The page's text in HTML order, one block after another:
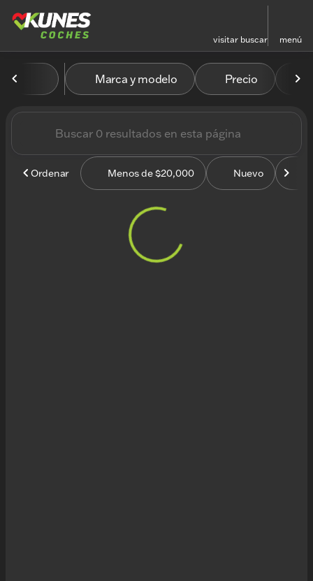
visitar buscar menú
filtrar buscar volver arriba
Vehículos en venta en
Marca y modelo Precio
Ordenar Menos de $20,000 Nuevo